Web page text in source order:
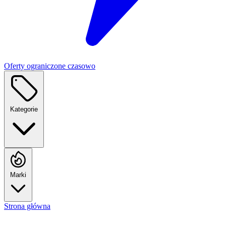
Oferty ograniczone czasowo
Kategorie
Marki
Strona główna